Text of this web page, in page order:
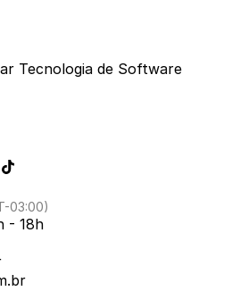
Tecnologia de Software
03:00)
- 18h